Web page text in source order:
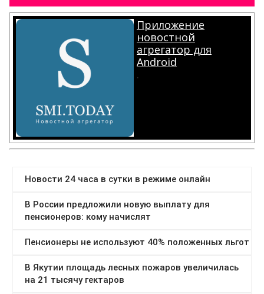
Приложение
новостной
агрегатор для
Android
.